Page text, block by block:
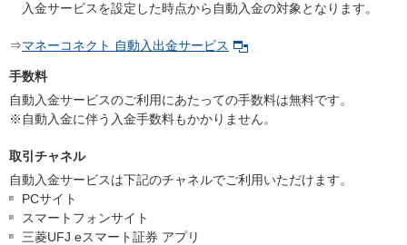
入金サービスを設定した時点から自動入金の対象となります。
⇒マネーコネクト 自動入出金サービス
手数料
自動入金サービスのご利用にあたっての手数料は無料です。
※自動入金に伴う入金手数料もかかりません。
取引チャネル
自動入金サービスは下記のチャネルでご利用いただけます。
PCサイト
スマートフォンサイト
三菱UFJ eスマート証券 アプリ